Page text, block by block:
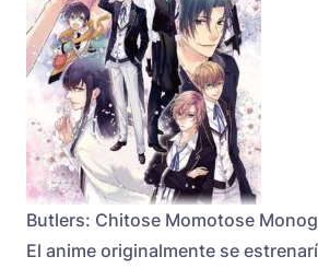
Butlers: Chitose Momotose
El anime originalmente se